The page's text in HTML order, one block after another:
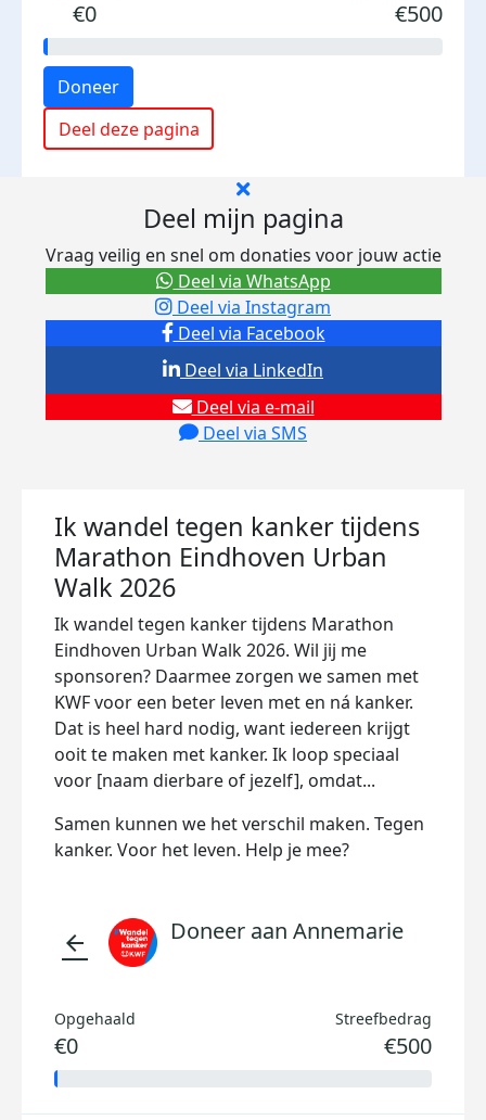
€0 €500
Doneer
Deel deze pagina
Deel mijn pagina
Vraag veilig en snel om donaties voor jouw actie
Deel via Facebook
Deel via Instagram
Deel via e-mail
Deel via SMS
Deel via LinkedIn
Deel via WhatsApp
Ik wandel tegen kanker tijdens
Marathon Eindhoven Urban
Walk 2026
Ik wandel tegen kanker tijdens Marathon
Eindhoven Urban Walk 2026. Wil jij me
sponsoren? Daarmee zorgen we samen met
KWF voor een beter leven met en ná kanker.
Dat is heel hard nodig, want iedereen krijgt
ooit te maken met kanker. Ik loop speciaal
voor [naam dierbare of jezelf], omdat...
Samen kunnen we het verschil maken. Tegen
kanker. Voor het leven. Help je mee?
arrow_back Doneer aan Annemarie
Opgehaald
€0
Streefbedrag
€500